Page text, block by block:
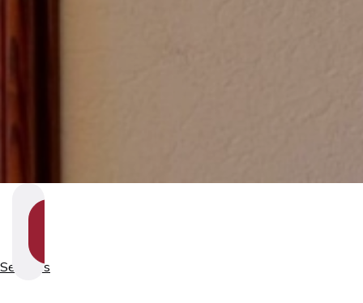
Services